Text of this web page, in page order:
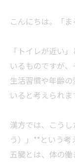
こんにちは。「ま
「トイレが近い
いるものですが、
生活習慣や年齢
いると考えられま
漢方では、こう
う）」**という考
五臓とは、体の働